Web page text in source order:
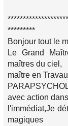
*********
Bonjour tout le
Le Grand
maîtres du ciel,
maître en
avec action dans
l'immédiat,Je
magiques